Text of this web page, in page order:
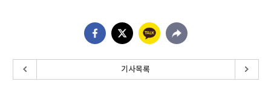
기사목록